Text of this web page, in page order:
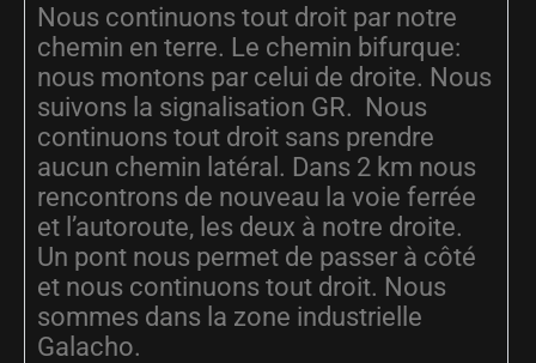
Nous continuons tout droit par notre
chemin en terre. Le chemin bifurque:
nous montons par celui de droite. Nous
suivons la signalisation GR. Nous
continuons tout droit sans prendre
aucun chemin latéral. Dans 2 km nous
rencontrons de nouveau la voie ferrée
et l’autoroute, les deux à notre droite.
Un pont nous permet de passer à côté
et nous continuons tout droit. Nous
sommes dans la zone industrielle
Galacho.